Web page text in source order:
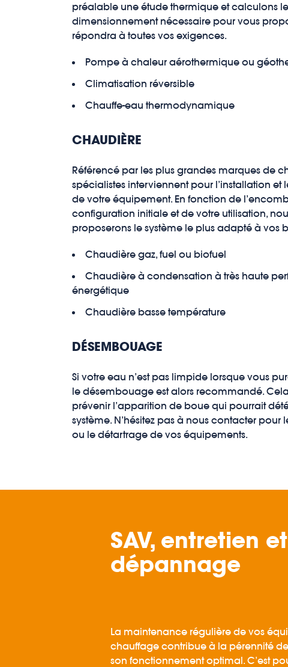
préalable une étude thermique et calculons le
dimensionnement nécessaire pour vous
répondra à toutes vos exigences.
Pompe à chaleur aérothermique ou
Climatisation réversible
Chauffe-eau thermodynamique
CHAUDIÈRE
Référencé par les plus grandes marques de
spécialistes interviennent pour l’installation
de votre équipement. En fonction de
configuration initiale et de votre utilisation,
proposerons le système le plus adapté à vos
Chaudière gaz, fuel ou biofuel
Chaudière à condensation à très haute
énergétique
Chaudière basse température
DÉSEMBOUAGE
Si votre eau n’est pas limpide lorsque vous
le désembouage est alors recommandé.
prévenir l’apparition de boue qui pourrait
système. N’hésitez pas à nous contacter
ou le détartrage de vos équipements.
SAV, entretien et
dépannage
La maintenance régulière de vos
chauffage contribue à la pérennité
son fonctionnement optimal. C’est